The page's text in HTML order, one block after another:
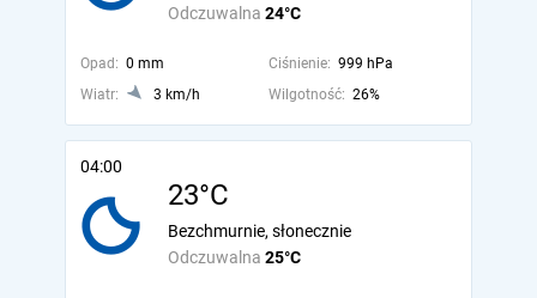
Odczuwalna 24°C
Opad: 0 mm Ciśnienie: 999 hPa
Wiatr:
3 km/h Wilgotność: 26%
04:00
23°C
Odczuwalna 25°C
Bezchmurnie, słonecznie